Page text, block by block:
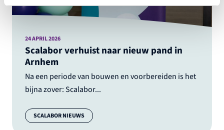
Scalabor verhuist naar nieuw pand in
Arnhem
Na een periode van bouwen en voorbereiden is het
bijna zover: Scalabor...
24 APRIL 2026
Categorie:
SCALABOR NIEUWS